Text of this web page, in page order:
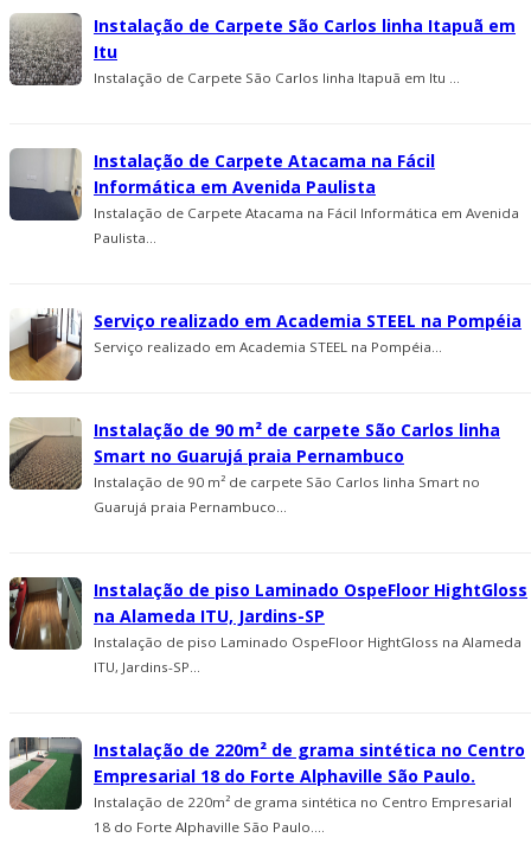
Instalação de Carpete São Carlos linha Itapuã em
Itu
Instalação de Carpete São Carlos linha Itapuã em Itu ...
Instalação de Carpete Atacama na Fácil
Informática em Avenida Paulista
Instalação de Carpete Atacama na Fácil Informática em Avenida
Paulista...
Serviço realizado em Academia STEEL na Pompéia
Serviço realizado em Academia STEEL na Pompéia...
Instalação de 90 m² de carpete São Carlos linha
Smart no Guarujá praia Pernambuco
Instalação de 90 m² de carpete São Carlos linha Smart no
Guarujá praia Pernambuco...
Instalação de piso Laminado OspeFloor HightGloss
na Alameda ITU, Jardins-SP
Instalação de piso Laminado OspeFloor HightGloss na Alameda
ITU, Jardins-SP...
Instalação de 220m² de grama sintética no Centro
Empresarial 18 do Forte Alphaville São Paulo.
Instalação de 220m² de grama sintética no Centro Empresarial
18 do Forte Alphaville São Paulo....